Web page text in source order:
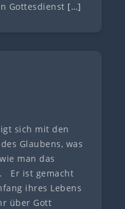
Gottesdienst […]
sich mit den
Glaubens, was
man das
Er ist gemacht
ihres Lebens
über Gott